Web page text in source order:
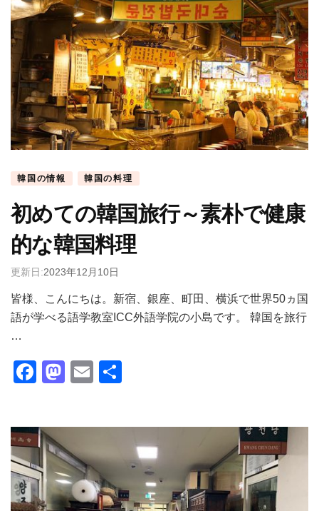
韓国の情報 韓国の料理
初めての韓国旅行～素朴で健康
的な韓国料理
更新日:2023年12月10日
皆様、こんにちは。新宿、銀座、町田、横浜で世界50ヵ国
語が学べる語学教室ICC外語学院の小島です。 韓国を旅行
…
Facebook
Mastodon
Email